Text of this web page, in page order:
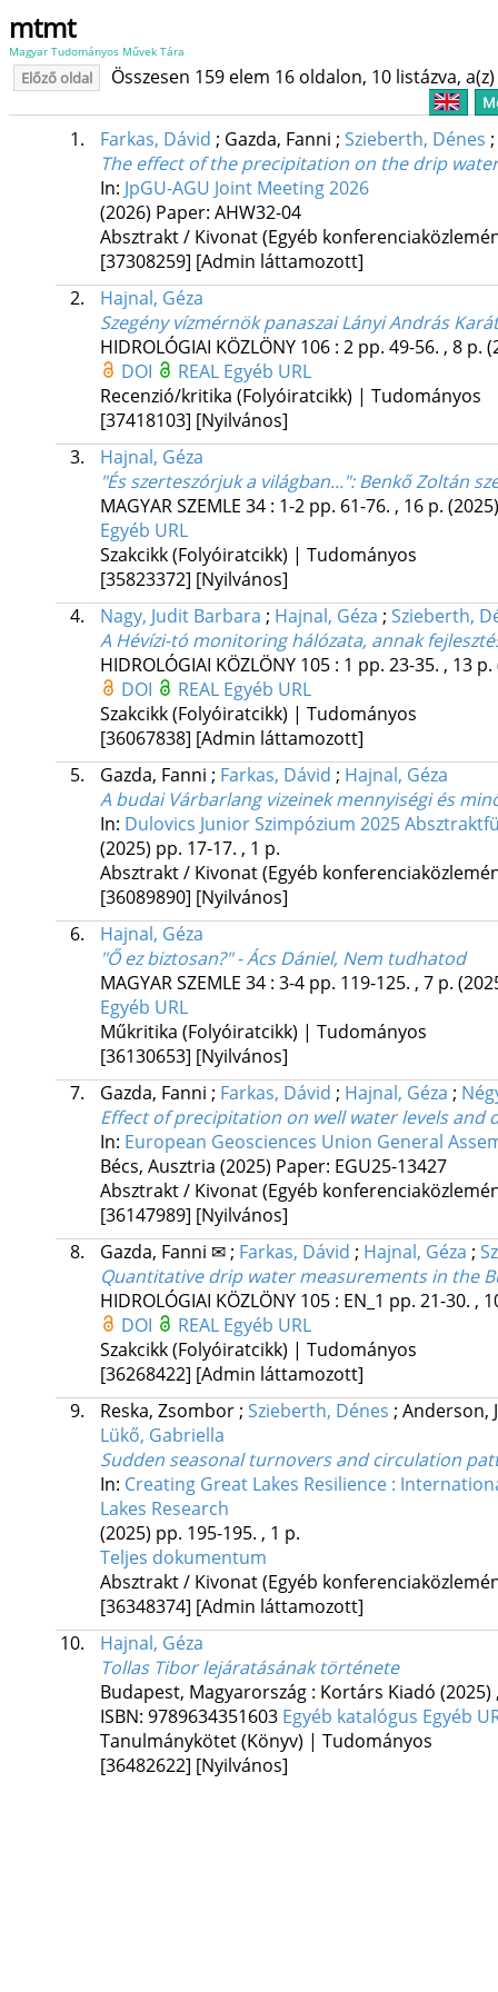
mtmt
Magyar Tudományos Művek Tára
Előző oldal Összesen 159 elem 16 oldalon, 10 listázva,
1. Farkas, Dávid ; Gazda, Fanni ; Szieberth, Dénes ;
The effect of the precipitation on the drip
In: JpGU-AGU Joint Meeting 2026
(2026) Paper: AHW32-04
Absztrakt / Kivonat (Egyéb
[37308259] [Admin láttamozott]
2.
Hajnal, Géza
Szegény vízmérnök panaszai Lányi András
HIDROLÓGIAI KÖZLÖNY 106: 2 pp. 49-56. , 8 p.
DOI
REAL Egyéb URL
Recenzió/kritika (Folyóiratcikk) | Tudományos
[37418103] [Nyilvános]
3.
Hajnal, Géza
"És szerteszórjuk a világban...": Benkő Zoltán
MAGYAR SZEMLE 34: 1-2 pp. 61-76. , 16 p. (2025)
Egyéb URL
Szakcikk (Folyóiratcikk) | Tudományos
[35823372] [Nyilvános]
4.
Nagy, Judit Barbara ; Hajnal, Géza ; Szieberth,
A Hévízi-tó monitoring hálózata, annak
HIDROLÓGIAI KÖZLÖNY 105: 1 pp. 23-35. , 13 p.
DOI
REAL Egyéb URL
Szakcikk (Folyóiratcikk) | Tudományos
[36067838] [Admin láttamozott]
5.
Gazda, Fanni ; Farkas, Dávid ; Hajnal, Géza
A budai Várbarlang vizeinek mennyiségi és
In: Dulovics Junior Szimpózium 2025
(2025) pp. 17-17. , 1 p.
Absztrakt / Kivonat (Egyéb
[36089890] [Nyilvános]
6.
Hajnal, Géza
"Ő ez biztosan?" - Ács Dániel, Nem tudhatod
MAGYAR SZEMLE 34: 3-4 pp. 119-125. , 7 p.
Egyéb URL
Műkritika (Folyóiratcikk) | Tudományos
[36130653] [Nyilvános]
7.
Gazda, Fanni ; Farkas, Dávid ; Hajnal, Géza ;
Effect of precipitation on well water levels and
In: European Geosciences Union General
Bécs, Ausztria (2025) Paper: EGU25-13427
Absztrakt / Kivonat (Egyéb
[36147989] [Nyilvános]
8.
Gazda, Fanni ✉; Farkas, Dávid ; Hajnal, Géza ;
Quantitative drip water measurements in the
HIDROLÓGIAI KÖZLÖNY 105: EN_1 pp. 21-30. ,
DOI
REAL Egyéb URL
Szakcikk (Folyóiratcikk) | Tudományos
[36268422] [Admin láttamozott]
9.
Reska, Zsombor; Szieberth, Dénes ; Anderson,
Lükő, Gabriella
Sudden seasonal turnovers and circulation
In: Creating Great Lakes Resilience :
Lakes Research
(2025) pp. 195-195. , 1 p.
Teljes dokumentum
Absztrakt / Kivonat (Egyéb
[36348374] [Admin láttamozott]
10.
Hajnal, Géza
Tollas Tibor lejáratásának története
Budapest, Magyarország : Kortárs Kiadó (2025)
ISBN: 9789634351603 Egyéb katalógus Egyéb
Tanulmánykötet (Könyv) | Tudományos
[36482622] [Nyilvános]